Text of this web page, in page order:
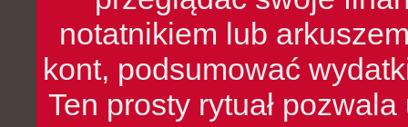
notatnikiem lub
kont, podsumować
Ten prosty rytuał